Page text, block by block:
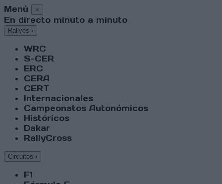
Menú ×
En directo minuto a minuto
Rallyes ›
WRC
S-CER
ERC
CERA
CERT
Internacionales
Campeonatos Autonómicos
Históricos
Dakar
RallyCross
Circuitos ›
F1